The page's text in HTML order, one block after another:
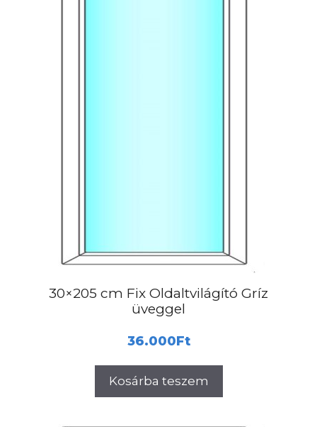
30×205 cm Fix Oldaltvilágító Gríz
üveggel
36.000Ft
Kosárba teszem